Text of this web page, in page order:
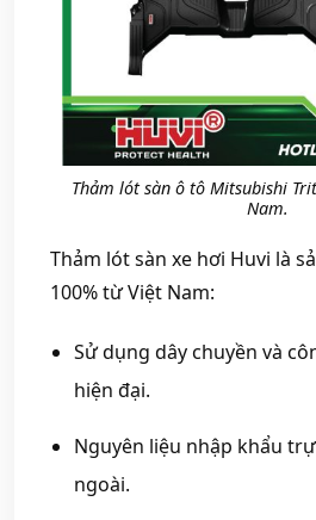
Thảm lót sàn ô tô Mitsubishi
Nam.
Thảm lót sàn xe hơi Huvi là
100% từ Việt Nam:
Sử dụng dây chuyền và
hiện đại.
Nguyên liệu nhập khẩu
ngoài.